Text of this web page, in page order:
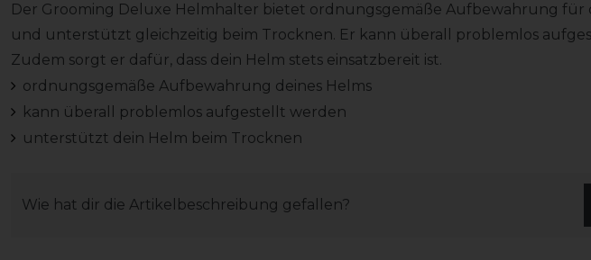
Der Grooming Deluxe Helmhalter bietet ordnungsgemäße Aufbewahrung für
und unterstützt gleichzeitig beim Trocknen. Er kann überall problemlos
Zudem sorgt er dafür, dass dein Helm stets einsatzbereit ist.
ordnungsgemäße Aufbewahrung deines Helms
kann überall problemlos aufgestellt werden
unterstützt dein Helm beim Trocknen
Wie hat dir die Artikelbeschreibung gefallen?